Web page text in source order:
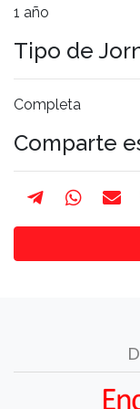
1 año
Tipo de
Completa
Comparte